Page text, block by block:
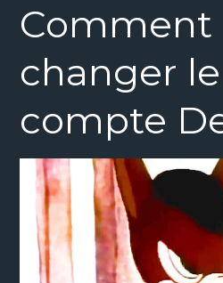
Comment
changer
compte